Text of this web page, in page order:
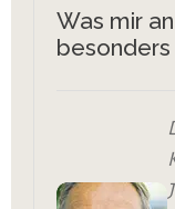
Was mir